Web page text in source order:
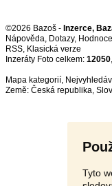
Tyto
©2026 Bazoš - Inzerce,
Nápověda, Dotazy,
RSS,
Inzeráty Foto celkem: 12050
Mapa kategorií,
Země: Česká republika,